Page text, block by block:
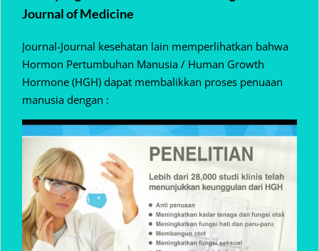
Journal of Medicine
Journal-Journal kesehatan lain memperlihatkan bahwa
Hormon Pertumbuhan Manusia / Human Growth
Hormone (HGH) dapat membalikkan proses penuaan
manusia dengan :